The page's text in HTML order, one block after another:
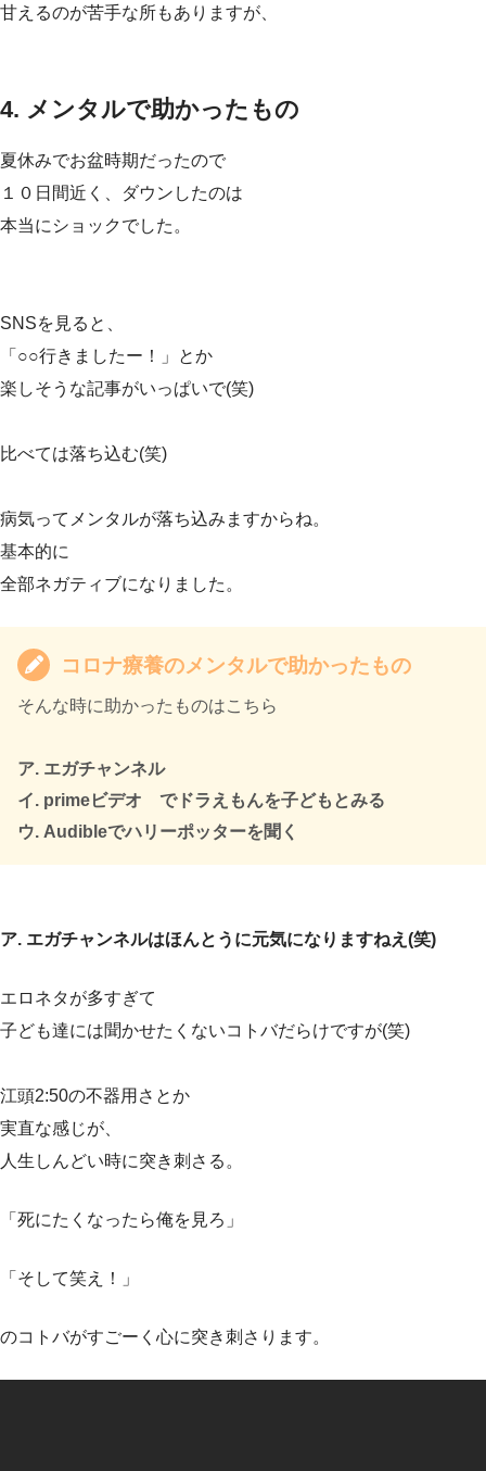
甘えるのが苦手な所もありますが、
4. メンタルで助かったもの
夏休みでお盆時期だったので
１０日間近く、ダウンしたのは
本当にショックでした。
SNSを見ると、
「○○行きましたー！」とか
楽しそうな記事がいっぱいで(笑)
比べては落ち込む(笑)
病気ってメンタルが落ち込みますからね。
基本的に
全部ネガティブになりました。
コロナ療養のメンタルで助かったもの
そんな時に助かったものはこちら
ア. エガチャンネル
イ. primeビデオ でドラえもんを子どもとみる
ウ. Audibleでハリーポッターを聞く
ア. エガチャンネルはほんとうに元気になりますねえ(笑)
エロネタが多すぎて
子ども達には聞かせたくないコトバだらけですが(笑)
江頭2:50の不器用さとか
実直な感じが、
人生しんどい時に突き刺さる。
「死にたくなったら俺を見ろ」
「そして笑え！」
のコトバがすごーく心に突き刺さります。